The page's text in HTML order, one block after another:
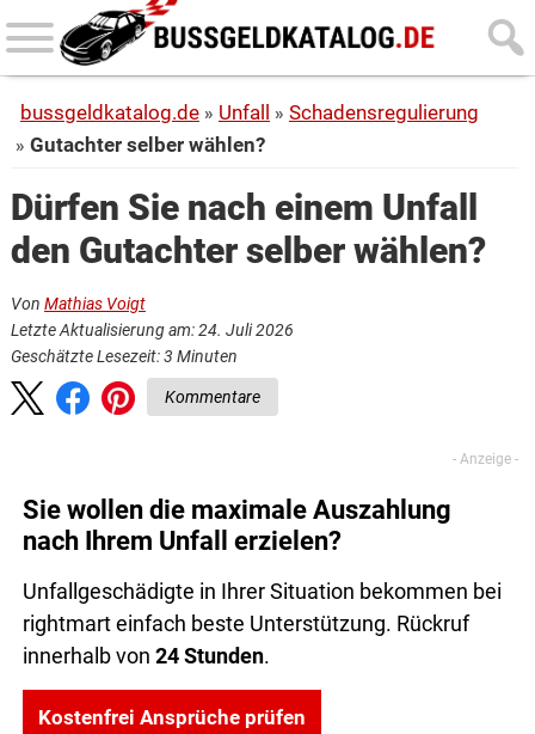
Skip
to
content
Skip
to
sidebar
bussgeldkatalog.de Unfall
Schadensregulierung
Gutachter selber wählen?
Dürfen Sie nach einem Unfall
den Gutachter selber wählen?
Von Mathias Voigt
Letzte Aktualisierung am: 24. Juli 2026
Geschätzte Lesezeit:3 Minuten
Kommentare
Sie wollen die maximale Auszahlung
nach Ihrem Unfall erzielen?
Unfallgeschädigte in Ihrer Situation bekommen bei
rightmart einfach beste Unterstützung. Rückruf
innerhalb von 24 Stunden.
Kostenfrei Ansprüche prüfen